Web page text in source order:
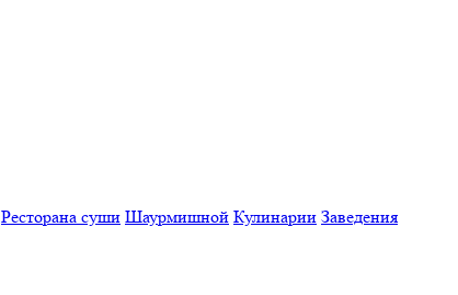
Ресторана суши Шаурмишной Кулинарии Заведения